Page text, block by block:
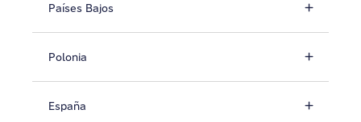
Países Bajos
Polonia
España